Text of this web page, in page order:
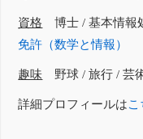
資格 博士 / 基本情報
免許（数学と情報）
趣味 野球 / 旅行 / 芸
詳細プロフィールはこ